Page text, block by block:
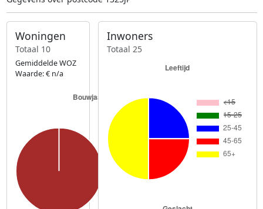
Woningen
Totaal 10
Gemiddelde WOZ
Waarde: € n/a
Inwoners
Totaal 25